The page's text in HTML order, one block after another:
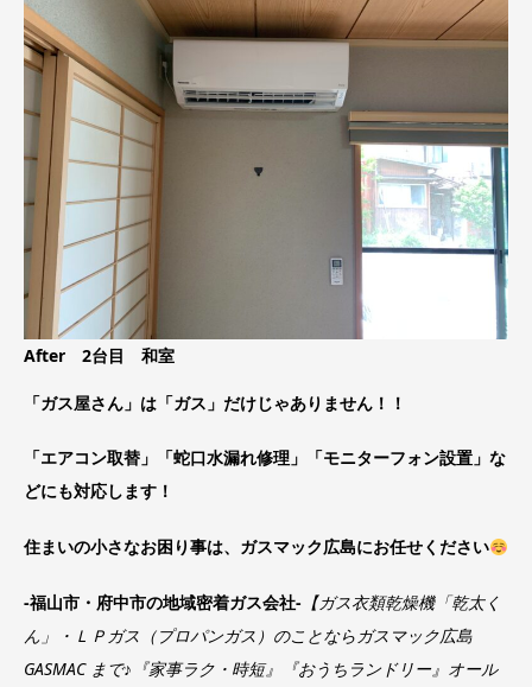
After 2台目 和室
「ガス屋さん」は「ガス」だけじゃありません！！
「エアコン取替」「蛇口水漏れ修理」「モニターフォン設置」な
どにも対応します！
住まいの小さなお困り事は、ガスマック広島にお任せください
‐福山市・府中市の地域密着ガス会社‐ 【ガス衣類乾燥機「乾太く
ん」・ＬＰガス（プロパンガス）のことならガスマック広島
GASMAC まで♪『家事ラク・時短』『おうちランドリー』オール